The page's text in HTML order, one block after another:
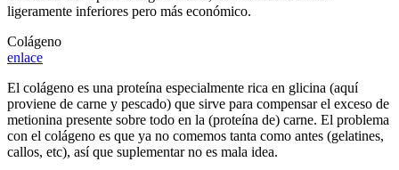
ligeramente inferiores pero más económico.
Colágeno
enlace
El colágeno es una proteína especialmente rica en glicina (aquí
proviene de carne y pescado) que sirve para compensar el exceso de
metionina presente sobre todo en la (proteína de) carne. El problema
con el colágeno es que ya no comemos tanta como antes (gelatines,
callos, etc), así que suplementar no es mala idea.